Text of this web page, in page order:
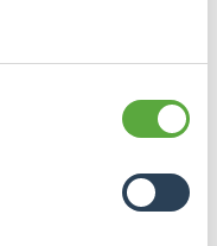
steden en
groter is